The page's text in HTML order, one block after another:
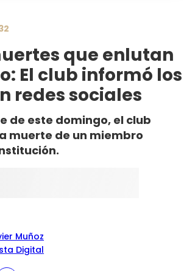
que enlutan
El club informó los
redes sociales
de este domingo, el club
muerte de un miembro
Muñoz
Digital